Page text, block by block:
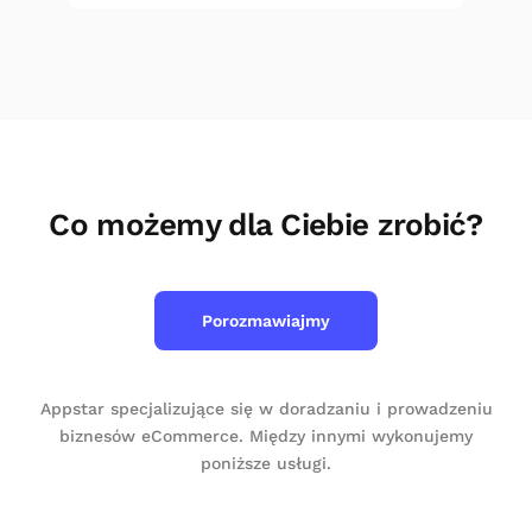
Co możemy dla Ciebie zrobić?
Porozmawiajmy
Appstar specjalizujące się w doradzaniu i prowadzeniu
biznesów eCommerce. Między innymi wykonujemy
poniższe usługi.